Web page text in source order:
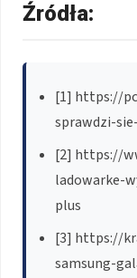
Źródła:
[1] https://
sprawdzi-
[2] https://
ladowarke-
plus
[3] https://
samsung-